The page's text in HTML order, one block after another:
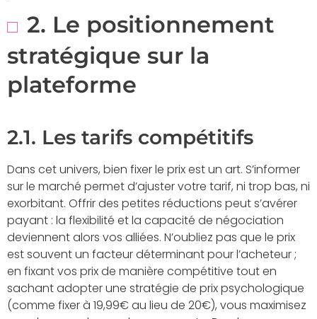
2. Le positionnement
stratégique sur la
plateforme
2.1. Les tarifs compétitifs
Dans cet univers, bien fixer le prix est un art. S’informer
sur le marché permet d’ajuster votre tarif, ni trop bas, ni
exorbitant. Offrir des petites réductions peut s’avérer
payant : la flexibilité et la capacité de négociation
deviennent alors vos alliées. N’oubliez pas que le prix
est souvent un facteur déterminant pour l’acheteur ;
en fixant vos prix de manière compétitive tout en
sachant adopter une stratégie de prix psychologique
(comme fixer à 19,99€ au lieu de 20€), vous maximisez